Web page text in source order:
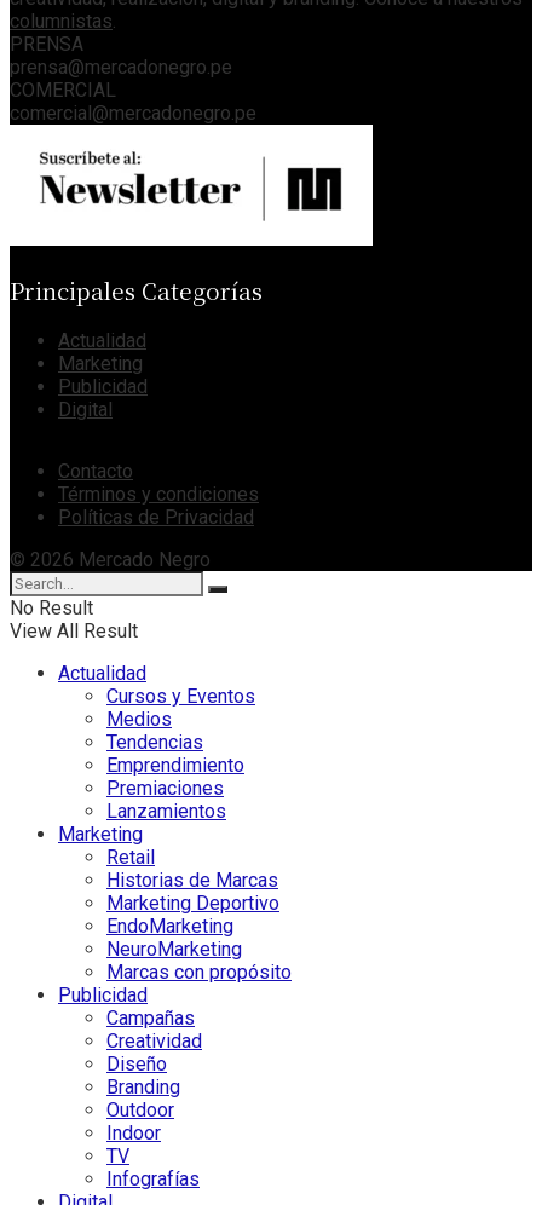
columnistas.
PRENSA
prensa@mercadonegro.pe
COMERCIAL
comercial@mercadonegro.pe
Principales Categorías
Actualidad
Marketing
Publicidad
Digital
Contacto
Términos y condiciones
Políticas de Privacidad
© 2026 Mercado Negro
No Result
View All Result
Actualidad
Cursos y Eventos
Medios
Tendencias
Emprendimiento
Premiaciones
Lanzamientos
Marketing
Retail
Historias de Marcas
Marketing Deportivo
EndoMarketing
NeuroMarketing
Marcas con propósito
Publicidad
Campañas
Creatividad
Diseño
Branding
Outdoor
Indoor
TV
Infografías